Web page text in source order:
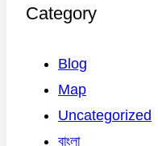
Category
Blog
Map
Uncategorized
বাংলা